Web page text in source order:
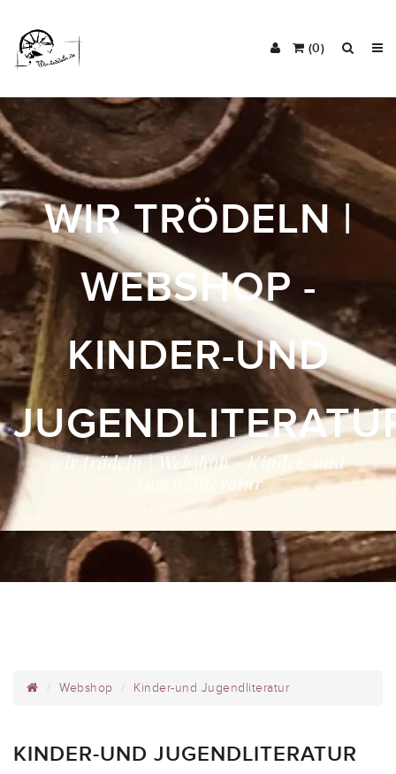
(0)
WIR TRÖDELN |
WEBSHOP -
KINDER-UND
wir trödeln | Webshop - Kinder-und
Jugendliteratur
Webshop Kinder-und Jugendliteratur
KINDER-UND JUGENDLITERATUR